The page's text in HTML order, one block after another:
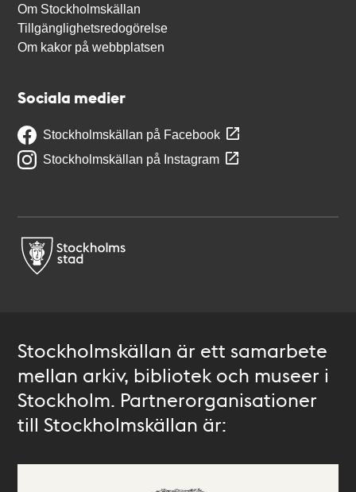
Om Stockholmskällan
Tillgänglighetsredogörelse
Om kakor på webbplatsen
Sociala medier
Stockholmskällan på Facebook
Stockholmskällan på Instagram
Stockholmskällan är ett samarbete
mellan arkiv, bibliotek och museer i
Stockholm. Partnerorganisationer
till Stockholmskällan är: